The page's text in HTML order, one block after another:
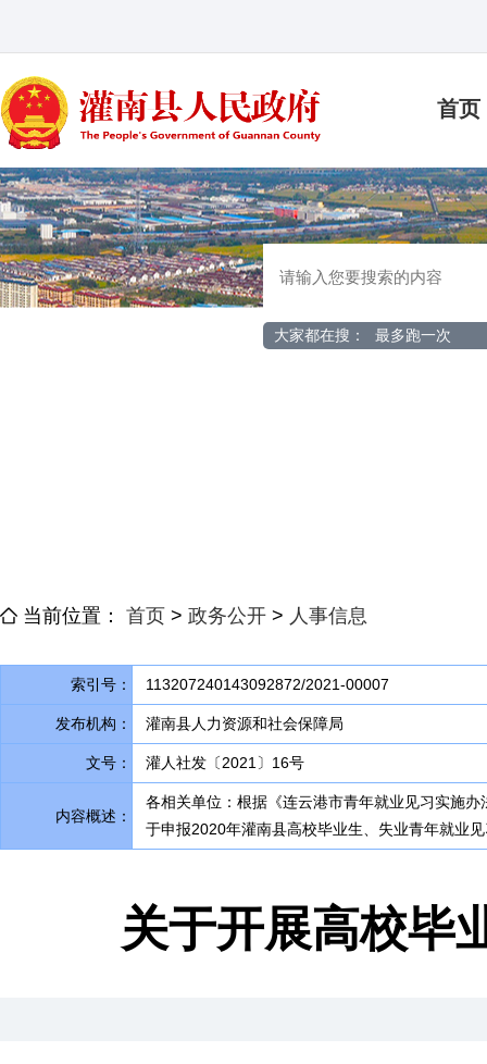
首页
大家都在搜： 最多跑一次
当前位置： 首页 > 政务公开 > 人事信息
索引号： 113207240143092872/2021-00007
发布机构： 灌南县人力资源和社会保障局
文号： 灌人社发〔2021〕16号
内容概述：
各相关单位：根据《连云港市青年就业见习实施
于申报2020年灌南县高校毕业生、失业青年就业
关于开展高校毕